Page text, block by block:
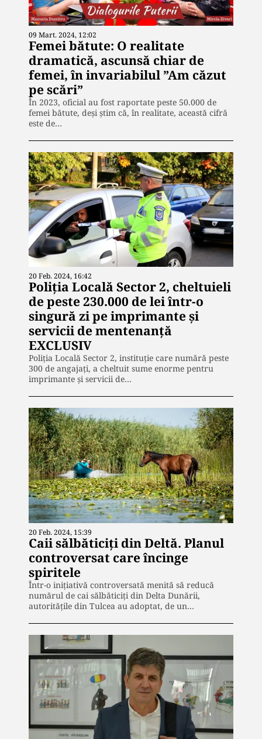
09 Mart. 2024, 12:02
Femei bătute: O realitate
dramatică, ascunsă chiar de
femei, în invariabilul ”Am căzut
pe scări”
În 2023, oficial au fost raportate peste 50.000 de
femei bătute, deși știm că, în realitate, această cifră
este de…
20 Feb. 2024, 16:42
Poliția Locală Sector 2, cheltuieli
de peste 230.000 de lei într-o
singură zi pe imprimante și
servicii de mentenanță
EXCLUSIV
Poliția Locală Sector 2, instituție care numără peste
300 de angajați, a cheltuit sume enorme pentru
imprimante și servicii de…
20 Feb. 2024, 15:39
Caii sălbăticiți din Deltă. Planul
controversat care încinge
spiritele
Într-o inițiativă controversată menită să reducă
numărul de cai sălbăticiți din Delta Dunării,
autoritățile din Tulcea au adoptat, de un…